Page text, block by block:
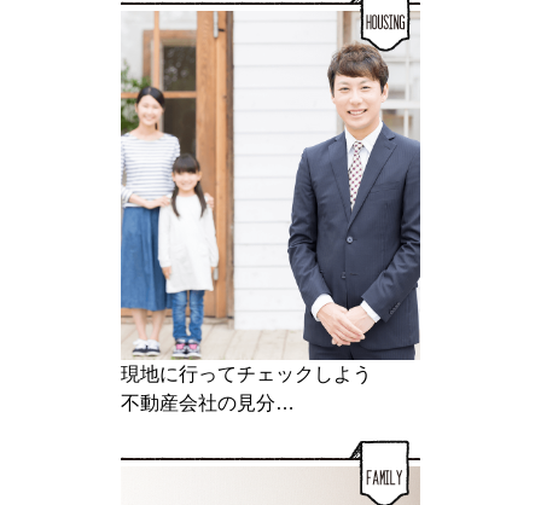
現地に行ってチェックしよう
不動産会社の見分…